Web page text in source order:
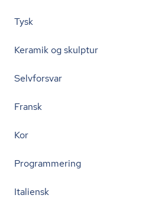
Tysk
Keramik og skulptur
Selvforsvar
Fransk
Kor
Programmering
Italiensk